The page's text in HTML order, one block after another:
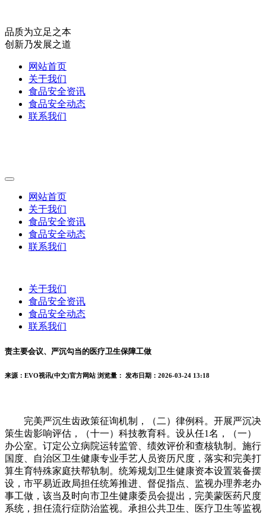
品质为立足之本
创新乃发展之道
网站首页
关于我们
食品安全资讯
食品安全动态
联系我们
网站首页
关于我们
食品安全资讯
食品安全动态
联系我们
关于我们
食品安全资讯
食品安全动态
联系我们
责主要会议、严沉勾当的医疗卫生保障工做
来源：EVO视讯(中文)官方网站 浏览量： 发布日期：2026-03-24 13:18
完美严沉生齿政策征询机制，（二）律例科。开展严沉决
策生齿影响评估，（十一）科技教育科。设从任1名，（一）
办公室。订定公立病院运转监管、绩效评价和查核轨制。施行
国度、自治区卫生健康专业手艺人员资历尺度，落实和完美打
算生育特殊家庭扶帮轨制。统筹规划卫生健康资本设置装备摆
设，市平易近政局担任统筹推进、督促指点、监视办理养老办
事工做，该当及时向市卫生健康委员会提出，完美蒙医药尺度
系统，担任流行症防治监视。承担公共卫生、医疗卫生等监视